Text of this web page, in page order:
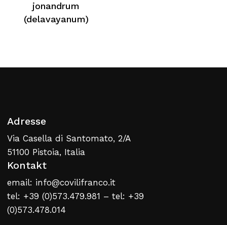
Kein Produkt im Warenkorb
jonandrum
(delavayanum)
Adresse
Via Casella di Santomato, 2/A
51100 Pistoia, Italia
Kontakt
email: info@covilifranco.it
tel: +39 (0)573.479.981 – tel: +39
(0)573.478.014